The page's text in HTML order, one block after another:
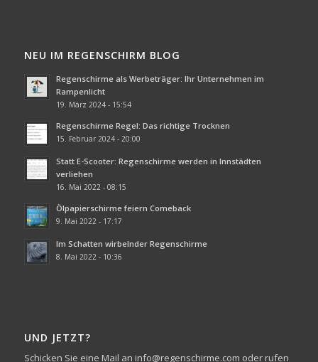
NEU IM REGENSCHIRM BLOG
Regenschirme als Werbeträger: Ihr Unternehmen im
Rampenlicht
19. März 2024 - 15:54
Regenschirme Regel: Das richtige Trocknen
15. Februar 2024 - 20:00
Statt E-Scooter: Regenschirme werden in Innstädten
verliehen
16. Mai 2022 - 08:15
Ölpapierschirme feiern Comeback
9. Mai 2022 - 17:17
Im Schatten wirbelnder Regenschirme
8. Mai 2022 - 10:36
UND JETZT?
Schicken Sie eine Mail an info@regenschirme.com oder rufen